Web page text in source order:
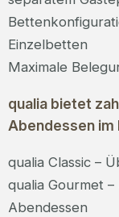
Einzelbetten
Maximale
qualia bietet
Abendessen
qualia Classic –
qualia Gourmet
Abendessen